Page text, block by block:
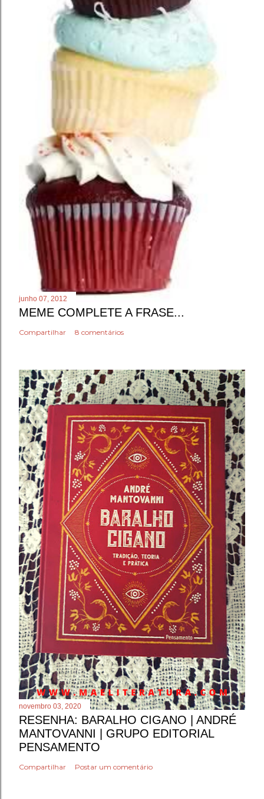
junho 07, 2012
MEME COMPLETE A FRASE...
Compartilhar 8 comentários
novembro 03, 2020
RESENHA: BARALHO CIGANO | ANDRÉ
MANTOVANNI | GRUPO EDITORIAL
PENSAMENTO
Compartilhar Postar um comentário